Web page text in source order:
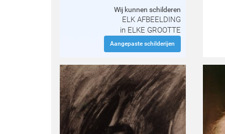
Wij kunnen schilderen
ELK AFBEELDING
in ELKE GROOTTE
Aangepaste schilderijen